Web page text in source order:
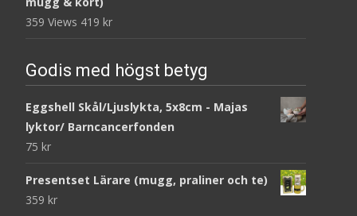
359 Views 419 kr
Godis med högst betyg
Eggshell Skål/Ljuslykta, 5x8cm - Majas
lyktor/ Barncancerfonden
75 kr
Presentset Lärare (mugg, praliner och te)
359 kr